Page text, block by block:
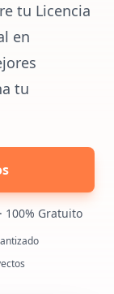
tu Licencia
en
tu
100% Gratuito